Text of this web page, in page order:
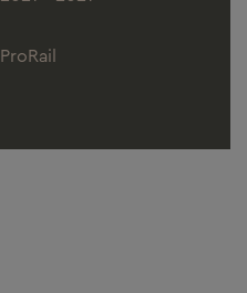
ProRail